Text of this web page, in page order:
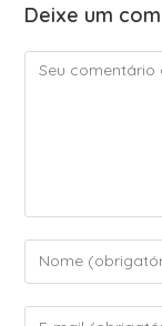
Deixe um